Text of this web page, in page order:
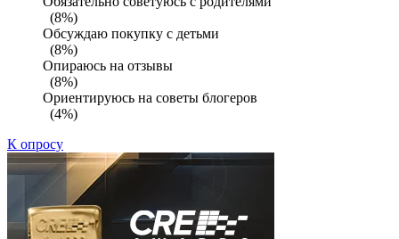
(8%)
Обсуждаю покупку с детьми
(8%)
Опираюсь на отзывы
(8%)
Ориентируюсь на советы блогеров
(4%)
К опросу